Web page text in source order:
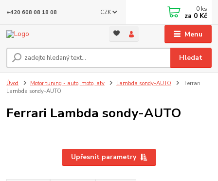
Menu
CZK
Hledat
+420 608 08 18 08 0 ks
za 0 Kč
Úvod Motor tuning - auto, moto, atv Lambda sondy-AUTO
Ferrari
Lambda sondy-AUTO
Ferrari Lambda sondy-AUTO
Upřesnit parametry